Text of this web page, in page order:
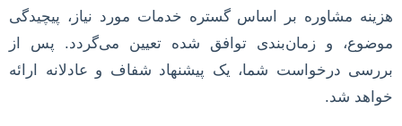
هزینه مشاوره بر اساس گستره خدمات مورد نیاز، پیچیدگی
موضوع، و زمان‌بندی توافق شده تعیین می‌گردد. پس از
بررسی درخواست شما، یک پیشنهاد شفاف و عادلانه ارائه
خواهد شد.